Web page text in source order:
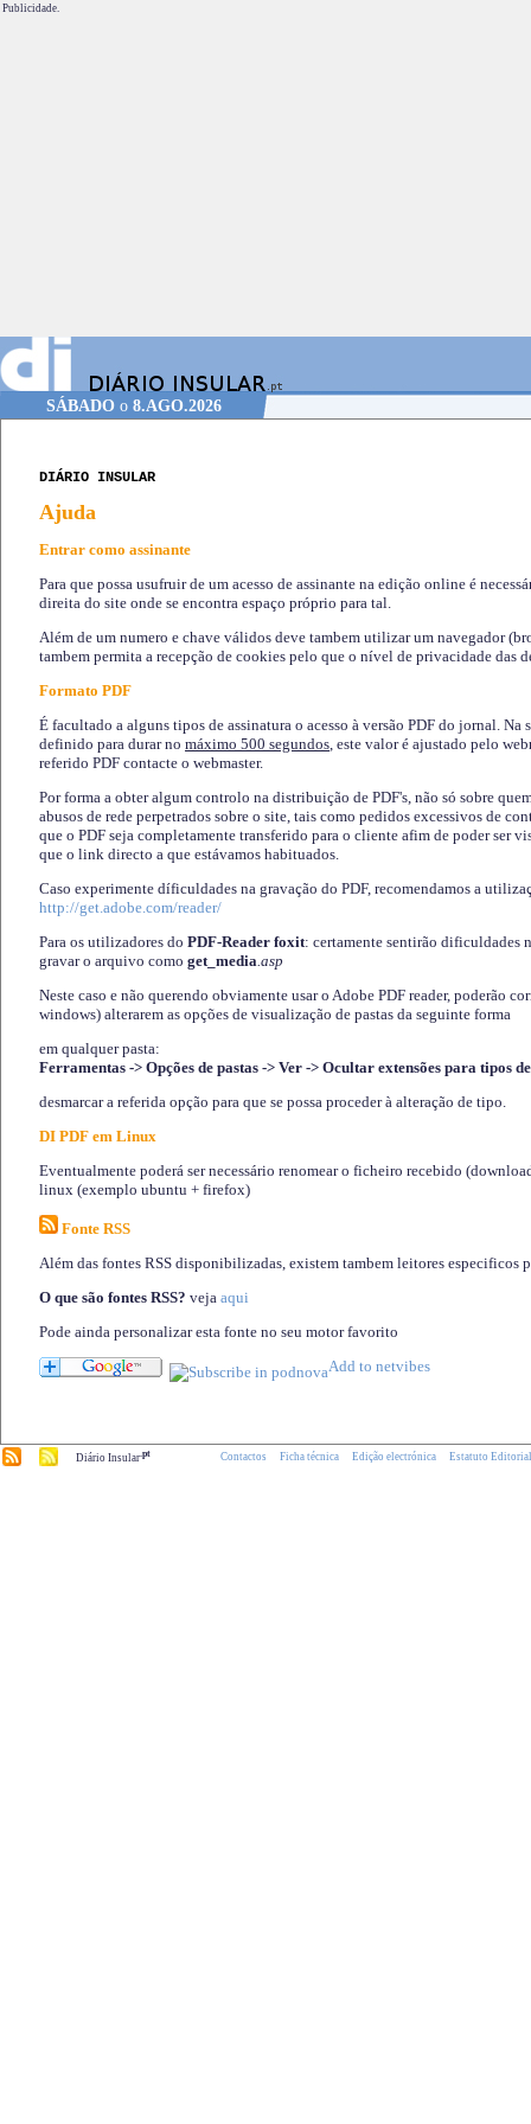
Publicidade.
SÁBADOo 8.AGO.2026
DIÁRIO INSULAR
Ajuda
Entrar como assinante
Para que possa usufruir de um acesso de assinante na edição online é
direita do site onde se encontra espaço próprio para tal.
Além de um numero e chave válidos deve tambem utilizar um navegador
tambem permita a recepção de cookies pelo que o nível de privacidade das
Formato PDF
É facultado a alguns tipos de assinatura o acesso à versão PDF do jornal. Na
definido para durar no máximo 500 segundos, este valor é ajustado pelo
referido PDF contacte o webmaster.
Por forma a obter algum controlo na distribuição de PDF's, não só sobre
abusos de rede perpetrados sobre o site, tais como pedidos excessivos de
que o PDF seja completamente transferido para o cliente afim de poder ser
que o link directo a que estávamos habituados.
Caso experimente díficuldades na gravação do PDF, recomendamos a
http://get.adobe.com/reader/
Para os utilizadores do PDF-Reader foxit: certamente sentirão dificuldades
gravar o arquivo como get_media.asp
Neste caso e não querendo obviamente usar o Adobe PDF reader, poderão
windows) alterarem as opções de visualização de pastas da seguinte forma
em qualquer pasta:
Ferramentas -> Opções de pastas -> Ver -> Ocultar extensões para tipos
desmarcar a referida opção para que se possa proceder à alteração de tipo.
DI PDF em Linux
Eventualmente poderá ser necessário renomear o ficheiro recebido
linux (exemplo ubuntu + firefox)
Fonte RSS
Além das fontes RSS disponibilizadas, existem tambem leitores especificos
O que são fontes RSS? veja aqui
Pode ainda personalizar esta fonte no seu motor favorito
Diário Insular.pt Contactos Ficha técnica Edição electrónica Estatuto Editorial